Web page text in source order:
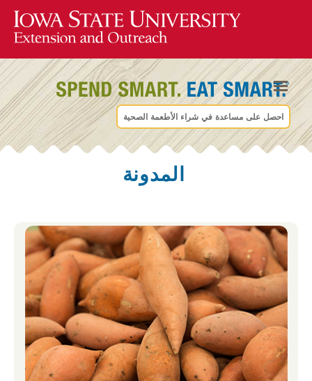
احصل على مساعدة في شراء الأطعمة الصحية
المدونة